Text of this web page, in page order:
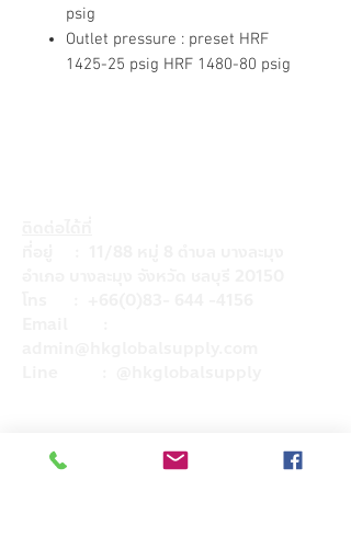
psig
Outlet pressure : preset HRF
1425-25 psig HRF 1480-80 psig